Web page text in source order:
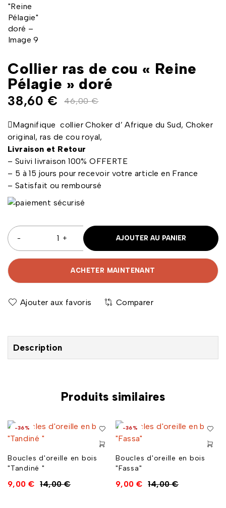
Collier ras de cou « Reine
Pélagie » doré
46,00€
38,60 €
Magnifique collier Choker d’ Afrique du Sud, Choker
original, ras de cou royal,
Livraison et Retour
– Suivi livraison 100% OFFERTE
– 5 à 15 jours pour recevoir votre article en France
– Satisfait ou remboursé
AJOUTER AU PANIER
ACHETER MAINTENANT
Comparer
Description
Produits similaires
-36%
Boucles d'oreille en bois
"Tandiné "
14,00€
9,00 €
-36%
Boucles d'oreille en bois
"Fassa"
14,00€
9,00 €